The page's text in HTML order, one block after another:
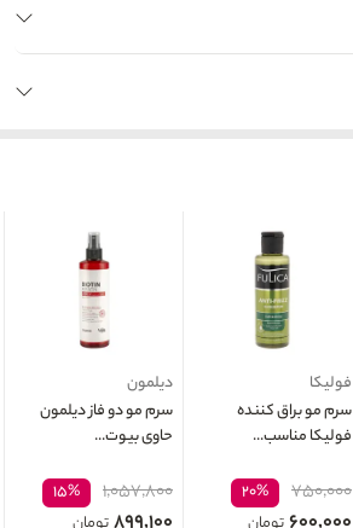
فولیکا
سرم مو براق کننده
فولیکا مناسب...
۷۵۰,۰۰۰ ۲۰%
دیلمون
سرم مو دو فاز دیلمون
حاوی بیوت...
۱,۰۵۷,۸۰۰ ۱۵%